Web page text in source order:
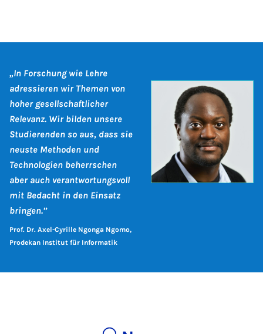
„In Forschung wie Lehre
adressieren wir Themen von
hoher gesellschaftlicher
Relevanz. Wir bilden unsere
Studierenden so aus, dass sie
neuste Methoden und
Technologien beherrschen
aber auch verantwortungsvoll
mit Bedacht in den Einsatz
bringen.”
Prof. Dr. Axel-Cyrille Ngonga Ngomo,
Prodekan Institut für Informatik